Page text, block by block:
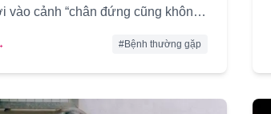
vào cảnh “chân đứng cũng không
#Bệnh thường gặp